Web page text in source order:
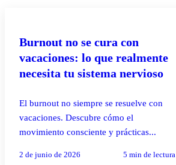
Burnout no se cura con
vacaciones: lo que realmente
necesita tu sistema nervioso
El burnout no siempre se resuelve con
vacaciones. Descubre cómo el
movimiento consciente y prácticas...
2 de junio de 2026 5 min de lectura